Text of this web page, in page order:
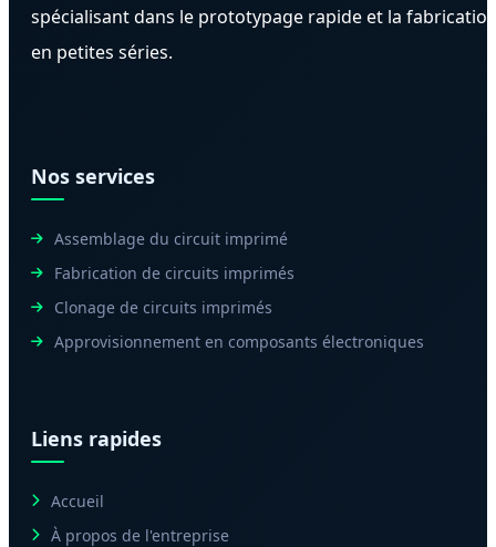
spécialisant dans le prototypage rapide et la
en petites séries.
Nos services
Assemblage du circuit imprimé
Fabrication de circuits imprimés
Clonage de circuits imprimés
Approvisionnement en composants électroniques
Liens rapides
Accueil
À propos de l'entreprise